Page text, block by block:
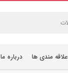
علاقه مندی ها درباره ما